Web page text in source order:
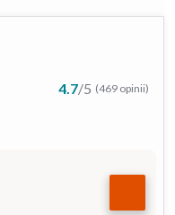
4.7/5 (469 opinii)